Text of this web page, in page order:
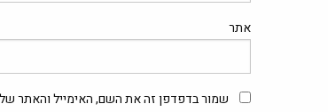
אתר
שמור בדפדפן זה את השם, האימייל והאתר